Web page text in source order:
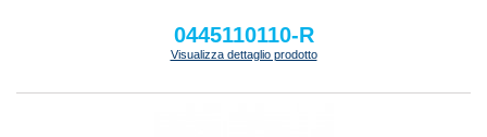
0445110110-R
Visualizza dettaglio prodotto